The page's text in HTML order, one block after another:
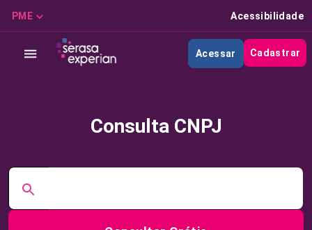
PME Acessibilidade
Acessar Cadastrar
Consulta CNPJ